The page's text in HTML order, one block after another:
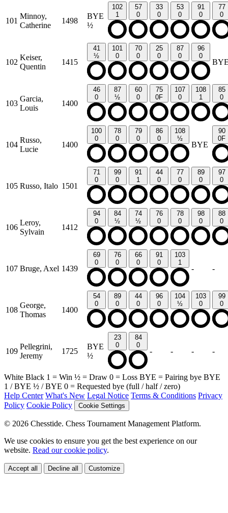
101
Minnoy,
Catherine
1498
BYE
½
102
1
57
0
33
0
53
0
91
0
77
0
102
Keiser,
Quentin
1415
41
½
101
0
70
0
25
0
87
0
96
0
103
Garcia,
Louis
1400
46
0
87
½
60
0
75
0F
107
0
108
1
85
0
104
Russo,
Lucie
1400
100
0
78
0
79
0
86
0
108
½
BYE
90
0F
105 Russo, Italo 1501
71
0
99
0
91
1
44
0
77
0
89
0
97
0
106
Leroy,
Sylvain
1412
94
0
84
½
74
½
76
0
78
0
98
0
88
0
107 Bruge, Axel 1439
69
0
76
0
66
0
91
0
103
1
- -
108
George,
Thomas
1400
54
0
89
0
44
0
96
0
104
½
103
0
99
0
109
Pellegrini,
Jeremy
1725
BYE
½
23
0
84
0
- - - -
White Black 1 = Win ½ = Draw 0 = Loss BYE = Pairing bye BYE
1 /BYE ½ /BYE 0 = Requested bye (full / half / zero)
Help Center What's New Legal Notice Terms & Conditions Privacy
Policy Cookie Policy Cookie Settings
© 2026 Chesstide. Chess Tournament Management Platform.
We use cookies to ensure you get the best experience on our
website. Read our cookie policy.
Accept all Decline all Customize